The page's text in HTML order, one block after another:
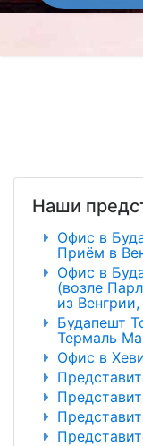
Наши
Офис в
Приём в
Офис в
(возле
из
Будапешт
Термаль
Офис в